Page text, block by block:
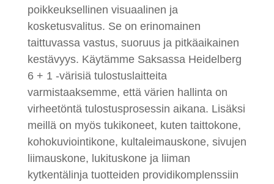
poikkeuksellinen visuaalinen ja
kosketusvalitus. Se on erinomainen
taittuvassa vastus, suoruus ja pitkäaikainen
kestävyys. Käytämme Saksassa Heidelberg
6 + 1 -värisiä tulostuslaitteita
varmistaaksemme, että värien hallinta on
virheetöntä tulostusprosessin aikana. Lisäksi
meillä on myös tukikoneet, kuten taittokone,
kohokuviointikone, kultaleimauskone, sivujen
liimauskone, lukituskone ja liiman
kytkentälinja tuotteiden providikomplenssiin